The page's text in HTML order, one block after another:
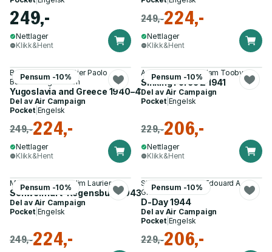
249,-
Nettlager
Klikk&Hent
249,-224,-
Nettlager
Klikk&Hent
Pensum -10%
Basilio Di Martino, Pier Paolo
Battistelli og 1 annen
Yugoslavia and Greece 1940–41
Del av Air Campaign
Pocket| Engelsk
249,-224,-
Nettlager
Klikk&Hent
Pensum -10%
Angus Konstam, Adam Tooby
Sinking Force Z 1941
Del av Air Campaign
Pocket| Engelsk
229,-206,-
Nettlager
Klikk&Hent
Pensum -10%
Marshall Michel III, Jim Laurier
Schweinfurt–Regensburg 1943
Del av Air Campaign
Pocket| Engelsk
249,-224,-
Pensum -10%
Stephen Bourque, Edouard A.
Groult
D-Day 1944
Del av Air Campaign
Pocket| Engelsk
229,-206,-